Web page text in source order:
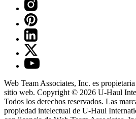
Web Team Associates, Inc. es
sitio web. Copyright © 2026 U-Haul
Todos los derechos reservados. Las
propiedad intelectual de U-Haul